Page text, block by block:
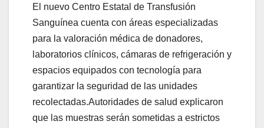
El nuevo Centro Estatal de Transfusión
Sanguínea cuenta con áreas especializadas
para la valoración médica de donadores,
laboratorios clínicos, cámaras de refrigeración y
espacios equipados con tecnología para
garantizar la seguridad de las unidades
recolectadas.Autoridades de salud explicaron
que las muestras serán sometidas a estrictos